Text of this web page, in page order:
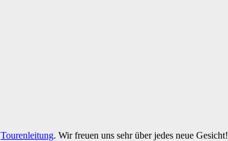
Tourenleitung. Wir freuen uns sehr über jedes neue Gesicht!